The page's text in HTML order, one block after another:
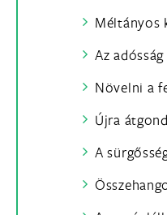
Méltányos
Az
Növelni a
Újra
A